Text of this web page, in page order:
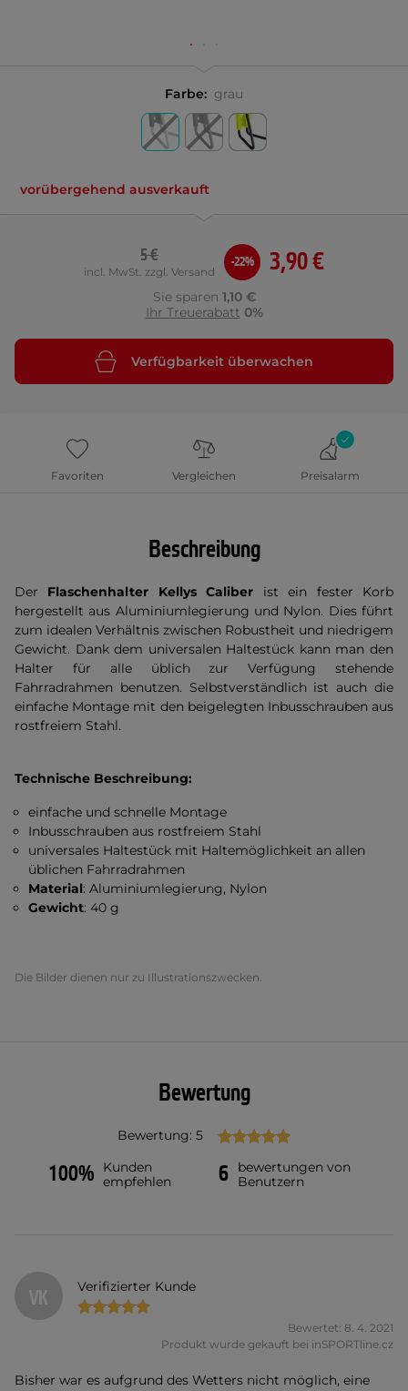
Farbe: grau
vorübergehend ausverkauft
3,90 €
5 €
incl. MwSt. zzgl. Versand
-22%
Sie sparen 1,10 €
Ihr Treuerabatt 0%
Verfügbarkeit überwachen
Favoriten Vergleichen Preisalarm
Beschreibung
Der Flaschenhalter Kellys Caliber ist ein fester Korb
hergestellt aus Aluminiumlegierung und Nylon. Dies führt
zum idealen Verhältnis zwischen Robustheit und niedrigem
Gewicht. Dank dem universalen Haltestück kann man den
Halter für alle üblich zur Verfügung stehende
Fahrradrahmen benutzen. Selbstverständlich ist auch die
einfache Montage mit den beigelegten Inbusschrauben aus
rostfreiem Stahl.
Technische Beschreibung:
einfache und schnelle Montage
Inbusschrauben aus rostfreiem Stahl
universales Haltestück mit Haltemöglichkeit an allen
üblichen Fahrradrahmen
Material: Aluminiumlegierung, Nylon
Gewicht: 40 g
Die Bilder dienen nur zu Illustrationszwecken.
Bewertung
Bewertung: 5
100%
Kunden
empfehlen
6
bewertungen von
Benutzern
VK Verifizierter Kunde
Bewertet: 8. 4. 2021
Produkt wurde gekauft bei inSPORTline.cz
Bisher war es aufgrund des Wetters nicht möglich, eine